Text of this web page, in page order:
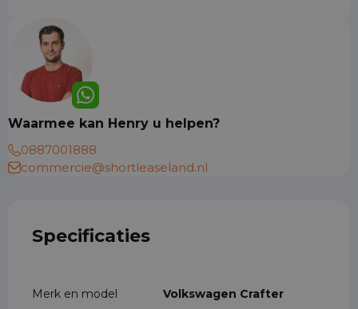
Waarmee kan Henry u helpen?
0887001888
commercie@shortleaseland.nl
Specificaties
Merk en model Volkswagen Crafter